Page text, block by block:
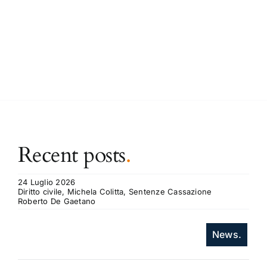
Recent posts.
24 Luglio 2026
Diritto civile, Michela Colitta, Sentenze Cassazione
Roberto De Gaetano
News.